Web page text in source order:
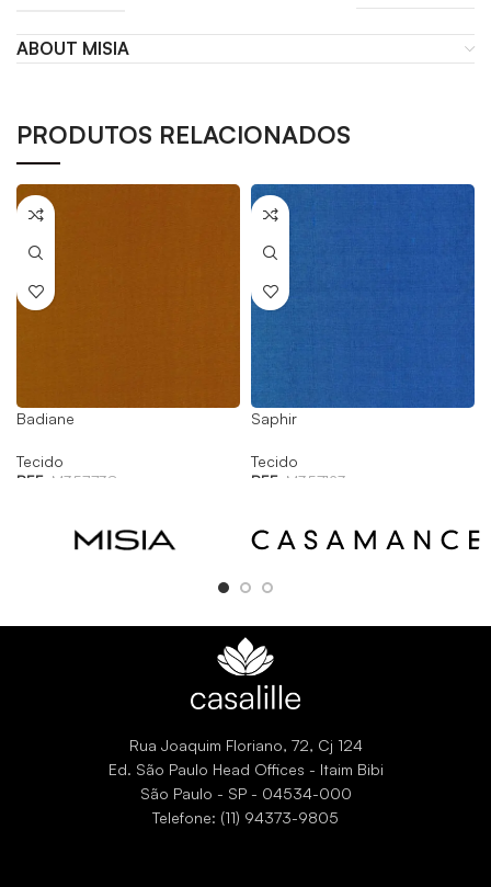
ABOUT MISIA
PRODUTOS RELACIONADOS
Badiane
Tecido
REF: M357738
Saphir
Tecido
REF: M357123
Rua Joaquim Floriano, 72, Cj 124
Ed. São Paulo Head Offices - Itaim Bibi
São Paulo - SP - 04534-000
Telefone: (11) 94373-9805